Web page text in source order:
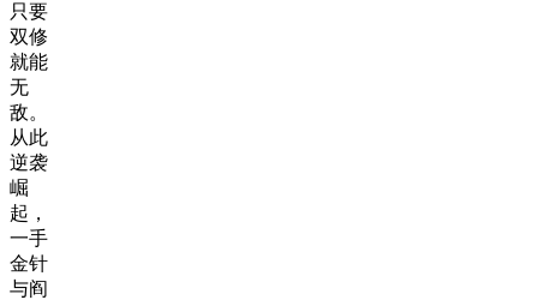
只要
双修
就能
无
敌。
从此
逆袭
崛
起，
一手
金针
与阎